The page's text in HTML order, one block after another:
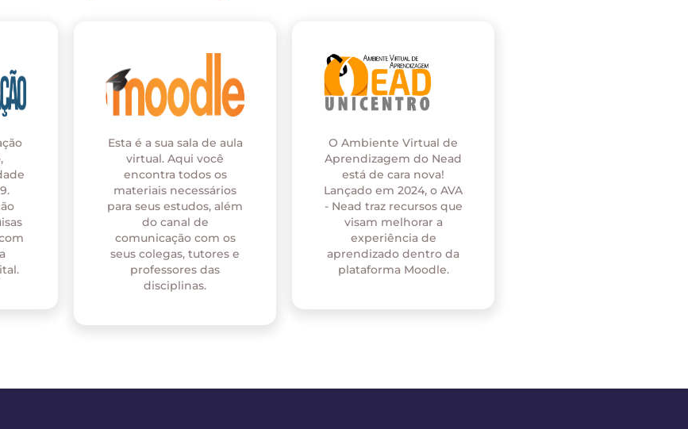
Esta é a sua sala de aula
virtual. Aqui você
encontra todos os
materiais necessários
para seus estudos, além
do canal de
comunicação com os
seus colegas, tutores e
professores das
disciplinas.
O Ambiente Virtual de
Aprendizagem do Nead
está de cara nova!
Lançado em 2024, o AVA
- Nead traz recursos que
visam melhorar a
experiência de
aprendizado dentro da
plataforma Moodle.